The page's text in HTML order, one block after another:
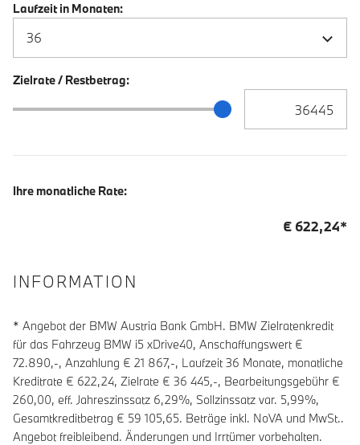
Laufzeit in Monaten:
Zielrate / Restbetrag:
Zielrate / Restbetrag Schieberegler
Ihre monatliche Rate:
€ 622,24*
INFORMATION
* Angebot der BMW Austria Bank GmbH. BMW Zielratenkredit
für das Fahrzeug BMW i5 xDrive40, Anschaffungswert €
72.890,-, Anzahlung € 21 867,-, Laufzeit36 Monate, monatliche
Kreditrate € 622,24, Zielrate € 36 445,-, Bearbeitungsgebühr €
260,00, eff. Jahreszinssatz 6,29%, Sollzinssatz var. 5,99%,
Gesamtkreditbetrag € 59 105,65. Beträge inkl. NoVA und MwSt..
Angebot freibleibend. Änderungen und Irrtümer vorbehalten.